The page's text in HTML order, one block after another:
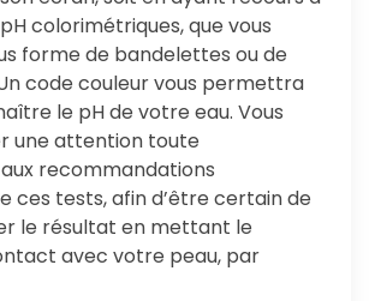
colorimétriques, que vous
forme de bandelettes ou de
code couleur vous permettra
le pH de votre eau. Vous
une attention toute
recommandations
ces tests, afin d’être certain de
le résultat en mettant le
avec votre peau, par